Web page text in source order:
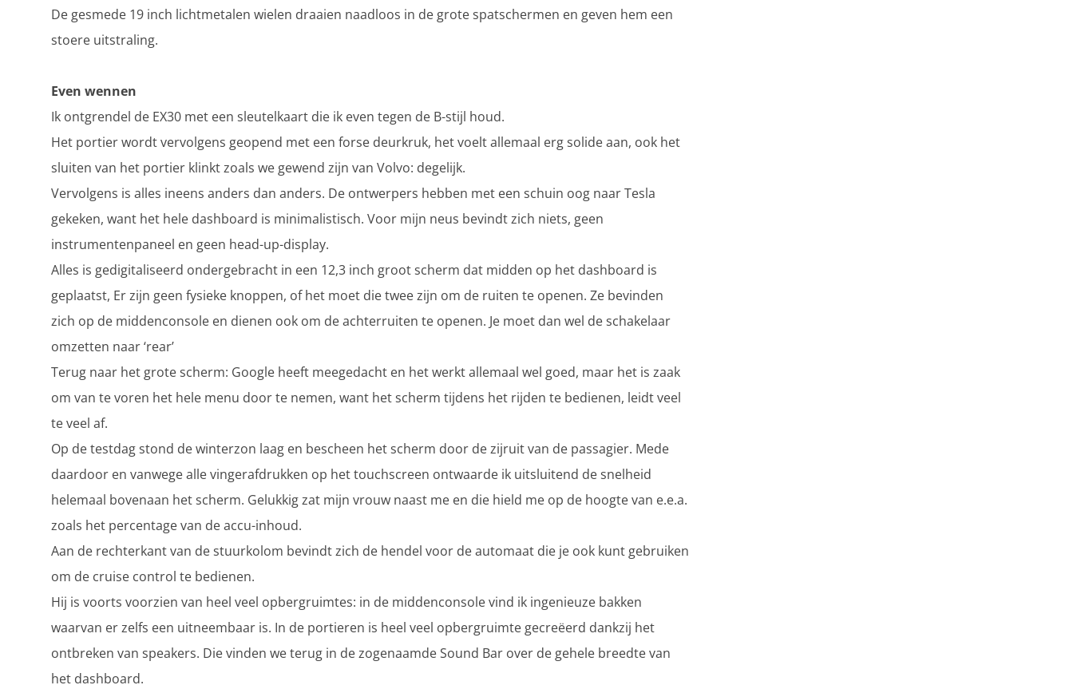
De gesmede 19 inch lichtmetalen wielen draaien naadloos in de grote spatschermen en geven hem een
stoere uitstraling.
Even wennen
Ik ontgrendel de EX30 met een sleutelkaart die ik even tegen de B-stijl houd.
Het portier wordt vervolgens geopend met een forse deurkruk, het voelt allemaal erg solide aan, ook het
sluiten van het portier klinkt zoals we gewend zijn van Volvo: degelijk.
Vervolgens is alles ineens anders dan anders. De ontwerpers hebben met een schuin oog naar Tesla
gekeken, want het hele dashboard is minimalistisch. Voor mijn neus bevindt zich niets, geen
instrumentenpaneel en geen head-up-display.
Alles is gedigitaliseerd ondergebracht in een 12,3 inch groot scherm dat midden op het dashboard is
geplaatst, Er zijn geen fysieke knoppen, of het moet die twee zijn om de ruiten te openen. Ze bevinden
zich op de middenconsole en dienen ook om de achterruiten te openen. Je moet dan wel de schakelaar
omzetten naar ‘rear’
Terug naar het grote scherm: Google heeft meegedacht en het werkt allemaal wel goed, maar het is zaak
om van te voren het hele menu door te nemen, want het scherm tijdens het rijden te bedienen, leidt veel
te veel af.
Op de testdag stond de winterzon laag en bescheen het scherm door de zijruit van de passagier. Mede
daardoor en vanwege alle vingerafdrukken op het touchscreen ontwaarde ik uitsluitend de snelheid
helemaal bovenaan het scherm. Gelukkig zat mijn vrouw naast me en die hield me op de hoogte van e.e.a.
zoals het percentage van de accu-inhoud.
Aan de rechterkant van de stuurkolom bevindt zich de hendel voor de automaat die je ook kunt gebruiken
om de cruise control te bedienen.
Hij is voorts voorzien van heel veel opbergruimtes: in de middenconsole vind ik ingenieuze bakken
waarvan er zelfs een uitneembaar is. In de portieren is heel veel opbergruimte gecreëerd dankzij het
ontbreken van speakers. Die vinden we terug in de zogenaamde Sound Bar over de gehele breedte van
het dashboard.